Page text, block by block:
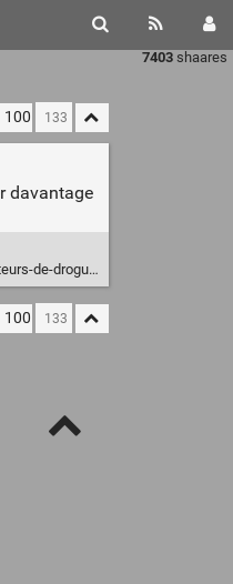
7403 shaares
100
davantage
cest-contre-productif/
100